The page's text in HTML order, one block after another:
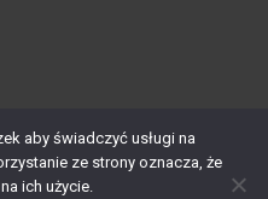
aby świadczyć usługi na
ze strony oznacza, że
ich użycie.